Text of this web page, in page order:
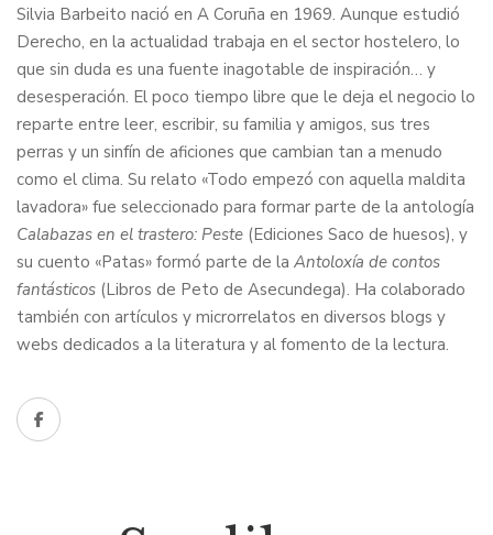
Silvia Barbeito nació en A Coruña en 1969. Aunque estudió
Derecho, en la actualidad trabaja en el sector hostelero, lo
que sin duda es una fuente inagotable de inspiración… y
desesperación. El poco tiempo libre que le deja el negocio lo
reparte entre leer, escribir, su familia y amigos, sus tres
perras y un sinfín de aficiones que cambian tan a menudo
como el clima. Su relato «Todo empezó con aquella maldita
lavadora» fue seleccionado para formar parte de la antología
Calabazas en el trastero: Peste (Ediciones Saco de huesos), y
su cuento «Patas» formó parte de la Antoloxía de contos
fantásticos (Libros de Peto de Asecundega). Ha colaborado
también con artículos y microrrelatos en diversos blogs y
webs dedicados a la literatura y al fomento de la lectura.